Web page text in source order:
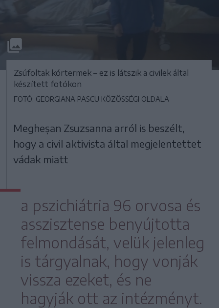
Zsúfoltak kórtermek – ez is látszik a civilek által
készített fotókon
FOTÓ: GEORGIANA PASCU KÖZÖSSÉGI OLDALA
Megheșan Zsuzsanna arról is beszélt,
hogy a civil aktivista által megjelentettet
vádak miatt
a pszichiátria 96 orvosa és
asszisztense benyújtotta
felmondását, velük jelenleg
is tárgyalnak, hogy vonják
vissza ezeket, és ne
hagyják ott az intézményt.